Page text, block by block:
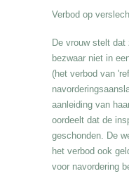
Verbod op
De vrouw stelt
bezwaar niet in
(het verbod van
aanleiding van
oordeelt dat de
geschonden. De
het verbod ook
voor navordering